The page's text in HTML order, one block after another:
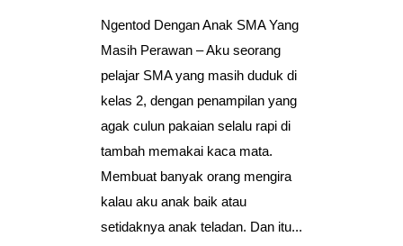
Ngentod Dengan Anak SMA Yang
Masih Perawan – Aku seorang
pelajar SMA yang masih duduk di
kelas 2, dengan penampilan yang
agak culun pakaian selalu rapi di
tambah memakai kaca mata.
Membuat banyak orang mengira
kalau aku anak baik atau
setidaknya anak teladan. Dan itu...